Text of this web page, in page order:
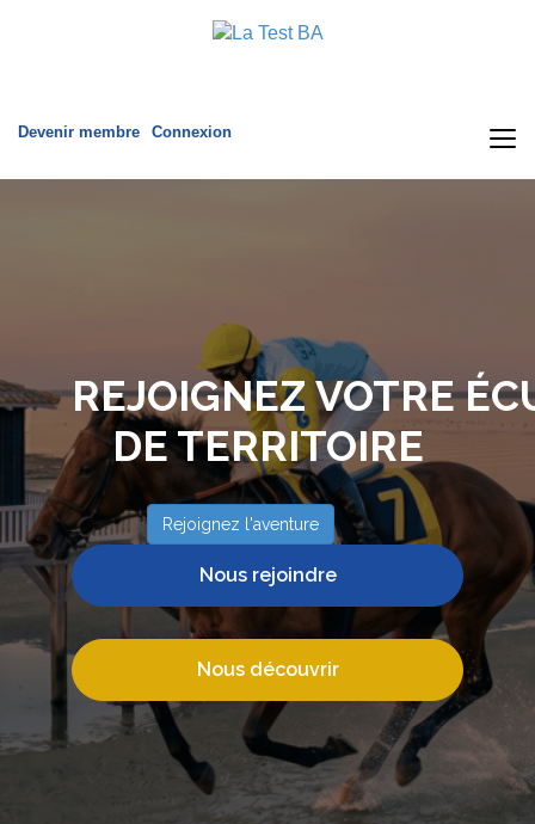
Devenir membre Connexion
REJOIGNEZ VOTRE
DE TERRITOIRE
Rejoignez l'aventure
Nous rejoindre
Nous découvrir